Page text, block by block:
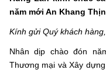
năm mới An Khang
Kính gửi Quý khách
Nhân dịp chào đón
Thương mại và Xây